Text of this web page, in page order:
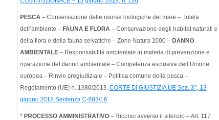
PESCA– Conservazione delle risorse biologiche del mare – Tutela
dell’ambiente – FAUNA E FLORA– Conservazione degli habitat naturali e
della flora e della fauna selvatiche – Zone Natura 2000 – DANNO
AMBIENTALE– Responsabilità ambientale in materia di prevenzione e
riparazione del danno ambientale – Competenza esclusiva dell’Unione
europea – Rinvio pregiudiziale – Politica comune della pesca –
Regolamento (UE) n. 1380/2013. CORTE DI GIUSTIZIA UE Sez. 3^, 13
giugno 2018 Sentenza C-683/16
* PROCESSO AMMINISTRATIVO– Ricorso avverso il silenzio – Art. 117